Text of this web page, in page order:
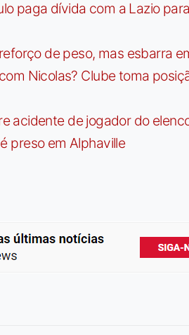
paga dívida com a Lazio
de peso, mas esbarra
Nicolas? Clube toma
acidente de jogador do
preso em Alphaville